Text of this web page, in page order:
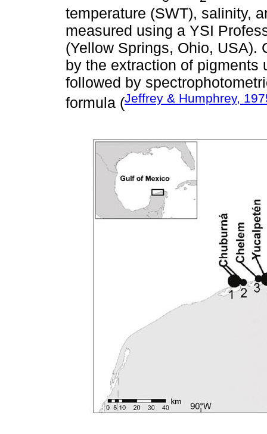
temperature (SWT), salinity,
measured using a YSI
(Yellow Springs, Ohio, USA).
by the extraction of pigments
followed by
formula (Jeffrey & Humphrey,